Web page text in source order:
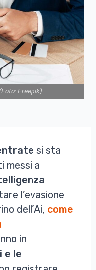
Freepik)
si sta
messi a
l’evasione
dell’Ai, come
in
e le